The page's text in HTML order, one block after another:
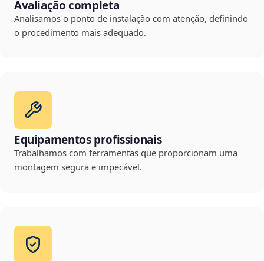
Avaliação completa
Analisamos o ponto de instalação com atenção, definindo
o procedimento mais adequado.
Equipamentos profissionais
Trabalhamos com ferramentas que proporcionam uma
montagem segura e impecável.